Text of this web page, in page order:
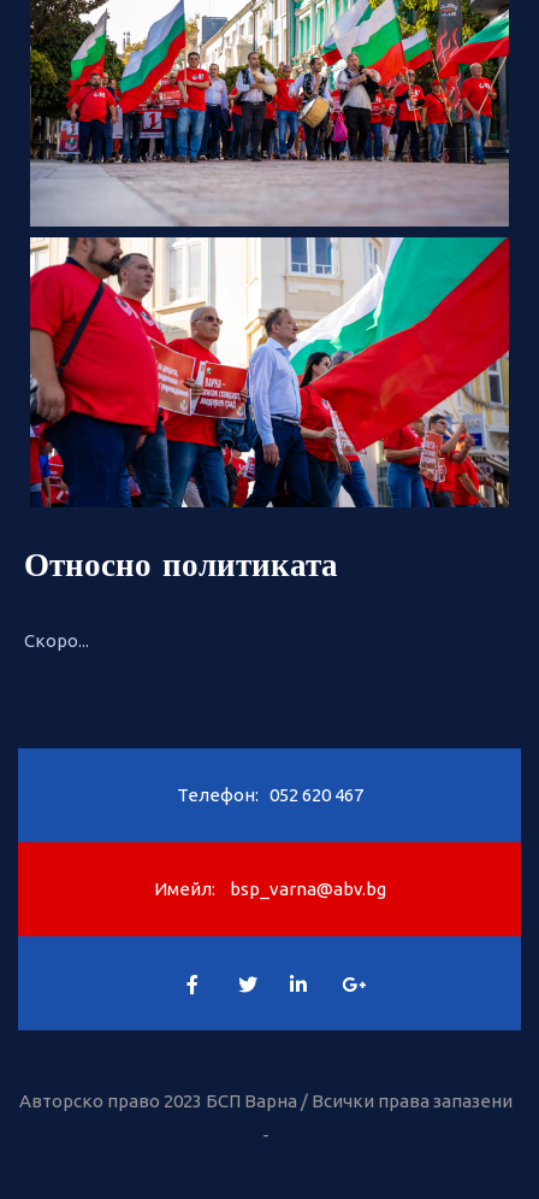
Относно политиката
Скоро...
Телефон: 052 620 467
Имейл: bsp_varna@abv.bg
Авторско право 2023 БСП Варна / Всички права запазени
-